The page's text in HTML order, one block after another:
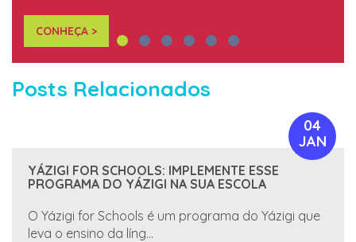
CONHEÇA >
Posts Relacionados
04
JAN
YÁZIGI FOR SCHOOLS: IMPLEMENTE ESSE
PROGRAMA DO YÁZIGI NA SUA ESCOLA
O Yázigi for Schools é um programa do Yázigi que
leva o ensino da líng...